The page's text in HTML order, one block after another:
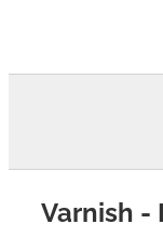
Varnish -